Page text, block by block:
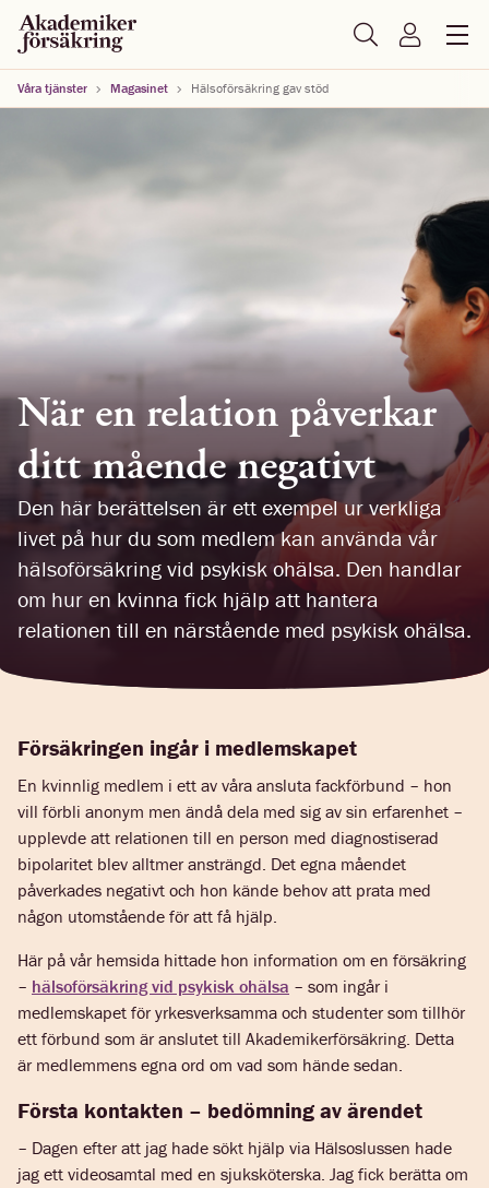
Våra tjänster Magasinet Hälsoförsäkring gav stöd
När en relation påverkar
ditt mående negativt
Den här berättelsen är ett exempel ur verkliga
livet på hur du som medlem kan använda vår
hälsoförsäkring vid psykisk ohälsa. Den handlar
om hur en kvinna fick hjälp att hantera
relationen till en närstående med psykisk ohälsa.
Försäkringen ingår i medlemskapet
En kvinnlig medlem i ett av våra ansluta fackförbund – hon
vill förbli anonym men ändå dela med sig av sin erfarenhet –
upplevde att relationen till en person med diagnostiserad
bipolaritet blev alltmer ansträngd. Det egna måendet
påverkades negativt och hon kände behov att prata med
någon utomstående för att få hjälp.
Här på vår hemsida hittade hon information om en försäkring
– hälsoförsäkring vid psykisk ohälsa – som ingår i
medlemskapet för yrkesverksamma och studenter som tillhör
ett förbund som är anslutet till Akademikerförsäkring. Detta
är medlemmens egna ord om vad som hände sedan.
Första kontakten – bedömning av ärendet
– Dagen efter att jag hade sökt hjälp via Hälsoslussen hade
jag ett videosamtal med en sjuksköterska. Jag fick berätta om